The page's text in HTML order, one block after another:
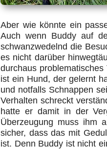
Aber wie könnte ein
Auch wenn Buddy auf
schwanzwedelnd die
es nicht darüber
durchaus
ist ein Hund, der gelernt
und notfalls Schnappen
Verhalten schreckt
hatte er damit in der
Überzeugung muss ihm
sicher, dass das mit
ist. Denn Buddy ist nicht